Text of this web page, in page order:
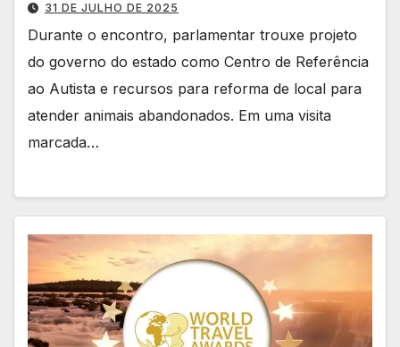
31 DE JULHO DE 2025
Durante o encontro, parlamentar trouxe projeto
do governo do estado como Centro de Referência
ao Autista e recursos para reforma de local para
atender animais abandonados. Em uma visita
marcada…